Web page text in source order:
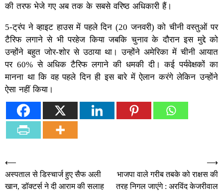
की तरफ भेजे गए अब तक के सबसे वरिष्ठ अधिकारी हैं।
5-ट्रंप ने व्हाइट हाउस में पहले दिन (20 जनवरी) को चीनी वस्तुओं पर
टैरिफ लगाने से भी परहेज किया जबकि चुनाव के दौरान इस मुद्दे को
उन्होंने बहुत जोर-शोर से उठाया था। उन्होंने अमेरिका में चीनी आयात
पर 60% से अधिक टैरिफ लगाने की धमकी दी। कई पर्यवेक्षकों का
मानना था कि वह पहले दिन ही इस बारे में ऐलान करंगे लेकिन उन्होंने
ऐसा नहीं किया।
Post
navigation
⟵
अस्पताल से डिस्चार्ज हुए सैफ अली
खान, डॉक्टर्स ने दी आराम की सलाह
भाजपा वाले गरीब तबके को राक्षस की
तरह निगल जाएंगे : अरविंद केजरीवाल
⟶